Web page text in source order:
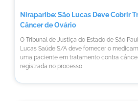
Niraparibe: São Lucas Deve Cobrir
Câncer de Ovário
O Tribunal de Justiça do Estado de São
Lucas Saúde S/A deve fornecer o
uma paciente em tratamento contra
registrada no processo